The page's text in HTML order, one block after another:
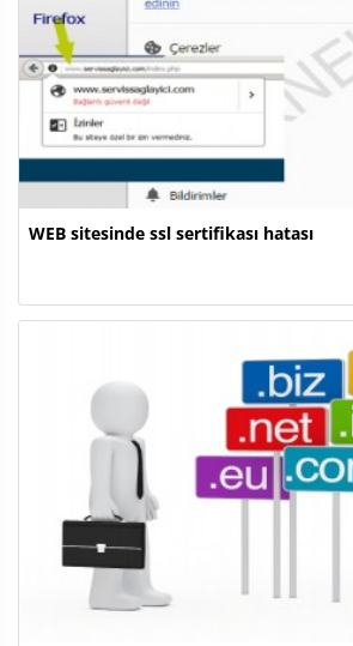
WEB sitesinde ssl sertifikası hatası